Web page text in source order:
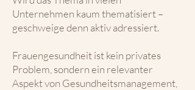
Unternehmen kaum thematisiert –
geschweige denn aktiv adressiert.
Frauengesundheit ist kein privates
Problem, sondern ein relevanter
Aspekt von Gesundheitsmanagement,